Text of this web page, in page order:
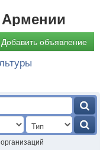
Армении
Добавить объявление